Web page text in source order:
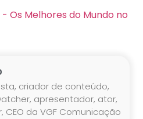
criador de conteúdo,
apresentador, ator,
CEO da VGF Comunicação